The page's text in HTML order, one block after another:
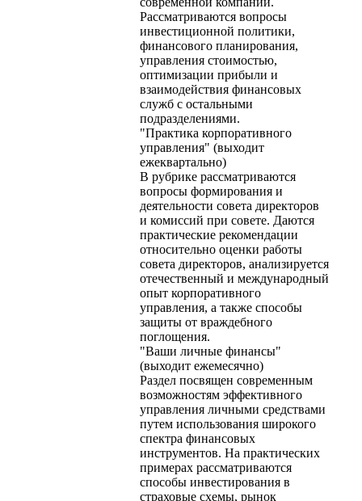
Рассматриваются вопросы
инвестиционной политики,
финансового планирования,
управления стоимостью,
оптимизации прибыли и
взаимодействия финансовых
служб с остальными
подразделениями.
"Практика корпоративного
управления" (выходит
ежеквартально)
В рубрике рассматриваются
вопросы формирования и
деятельности совета директоров
и комиссий при совете. Даются
практические рекомендации
относительно оценки работы
совета директоров, анализируется
отечественный и международный
опыт корпоративного
управления, а также способы
защиты от враждебного
поглощения.
"Ваши личные финансы"
(выходит ежемесячно)
Раздел посвящен современным
возможностям эффективного
управления личными средствами
путем использования широкого
спектра финансовых
инструментов. На практических
примерах рассматриваются
способы инвестирования в
страховые схемы, рынок